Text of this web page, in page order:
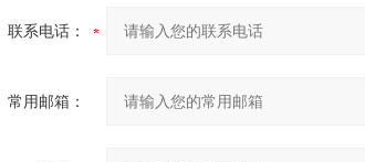
联系电话：
常用邮箱：